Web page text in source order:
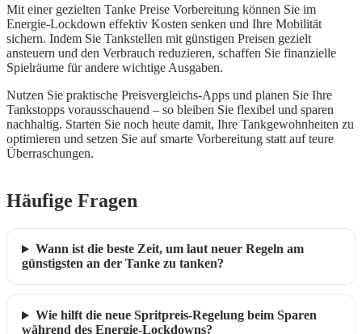
Mit einer gezielten Tanke Preise Vorbereitung können Sie im
Energie-Lockdown effektiv Kosten senken und Ihre Mobilität
sichern. Indem Sie Tankstellen mit günstigen Preisen gezielt
ansteuern und den Verbrauch reduzieren, schaffen Sie finanzielle
Spielräume für andere wichtige Ausgaben.
Nutzen Sie praktische Preisvergleichs-Apps und planen Sie Ihre
Tankstopps vorausschauend – so bleiben Sie flexibel und sparen
nachhaltig. Starten Sie noch heute damit, Ihre Tankgewohnheiten zu
optimieren und setzen Sie auf smarte Vorbereitung statt auf teure
Überraschungen.
Häufige Fragen
Wann ist die beste Zeit, um laut neuer Regeln am
günstigsten an der Tanke zu tanken?
Wie hilft die neue Spritpreis-Regelung beim Sparen
während des Energie-Lockdowns?